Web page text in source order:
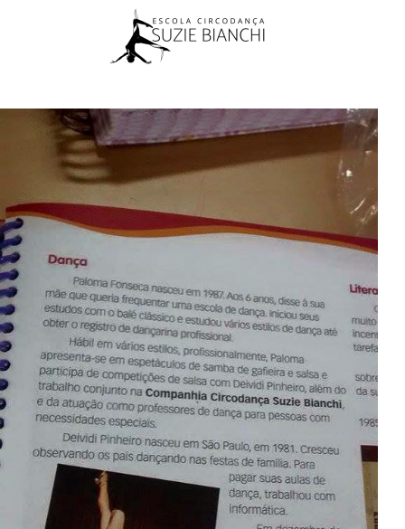
Skip to main content